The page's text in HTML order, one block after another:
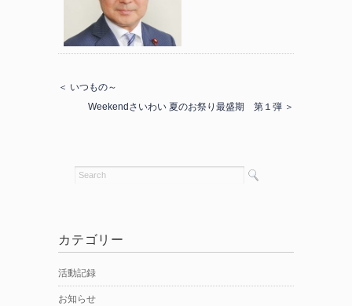
＜ いつもの～
Weekendさいわい 夏のお祭り最盛期 第１弾 ＞
カテゴリー
活動記録
お知らせ